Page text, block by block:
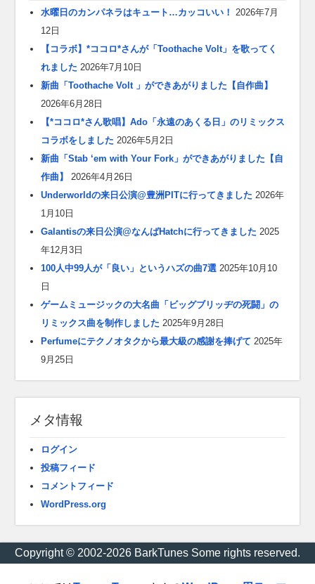
水曜日のカンパネラはキュート…カッコいい！
2026年7月
12日
【コラボ】*ココロ*さんが「Toothache Volt」を歌ってく
れました 2026年7月10日
新曲「Toothache Volt 」ができあがりました【自作曲】
2026年6月28日
【*ココロ*さん歌唱】Ado「永遠のあくる日」のリミックス
コラボをしました 2026年5月2日
新曲「Stab ‘em with Your Fork」ができあがりました【自
作曲】
2026年4月26日
Underworldの来日公演@豊洲PITに行ってきました 2026年
1月10日
Galantisの来日公演@なんばHatchに行ってきました 2025
年12月3日
100人中99人が「良い」というハズの曲7選 2025年10月10
日
ゲームミュージックの大名曲「ビッグブリッヂの死闘」の
リミックス曲を制作しました 2025年9月28日
Perfumeにテクノオタクから最大級の感謝を捧げて 2025年
9月25日
メタ情報
ログイン
投稿フィード
コメントフィード
WordPress.org
Copyright © 2002-2026 BarkTunes Some rights reserved.